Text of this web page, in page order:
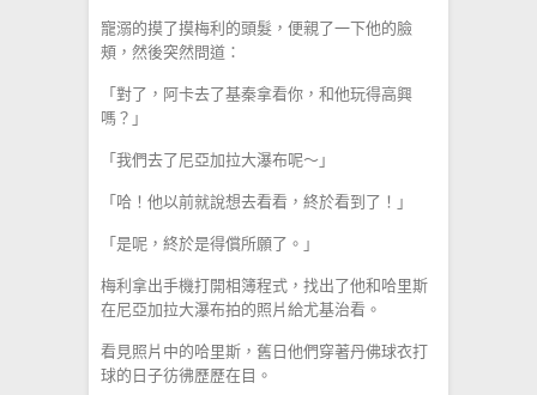
寵溺的摸了摸梅利的頭髮，便親了一下他的臉
頰，然後突然問道：
「對了，阿卡去了基秦拿看你，和他玩得高興
嗎？」
「我們去了尼亞加拉大瀑布呢～」
「哈！他以前就說想去看看，終於看到了！」
「是呢，終於是得償所願了。」
梅利拿出手機打開相簿程式，找出了他和哈里斯
在尼亞加拉大瀑布拍的照片給尤基治看。
看見照片中的哈里斯，舊日他們穿著丹佛球衣打
球的日子彷彿歷歷在目。